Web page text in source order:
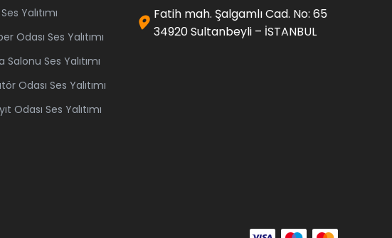
Yalıtımı
Odası Ses Yalıtımı
Salonu Ses Yalıtımı
Odası Ses Yalıtımı
Odası Ses Yalıtımı
Fatih mah. Şalgamlı Cad. No: 65
34920 Sultanbeyli – İSTANBUL